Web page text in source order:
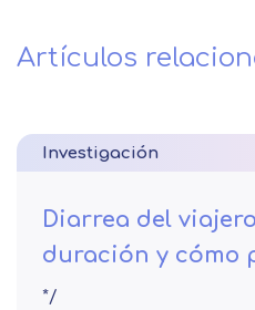
Artículos
Investigación
Diarrea del
duración y cómo
*/